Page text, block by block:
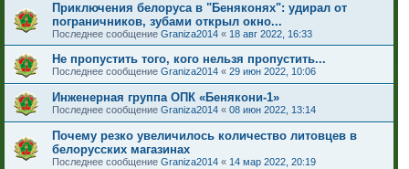
Приключения белоруса в "Беняконях": удирал от
пограничников, зубами открыл окно...
Последнее сообщение Graniza2014 « 18 авг 2022, 16:33
Не пропустить того, кого нельзя пропустить...
Последнее сообщение Graniza2014 « 29 июн 2022, 10:06
Инженерная группа ОПК «Бенякони-1»
Последнее сообщение Graniza2014 « 08 июн 2022, 13:14
Почему резко увеличилось количество литовцев в
белорусских магазинах
Последнее сообщение Graniza2014 « 14 мар 2022, 20:19